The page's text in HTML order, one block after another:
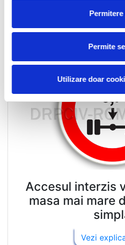
Permitere
Permite
Utilizare doar
Vezi
Accesul interzis
masa mai mare
Vezi